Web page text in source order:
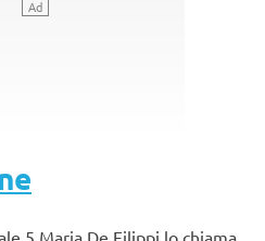
5 Maria De Filippi lo chiama